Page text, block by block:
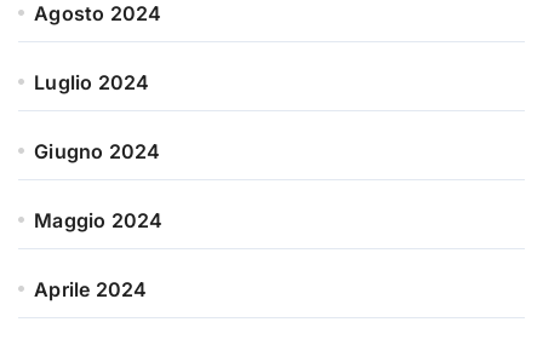
Agosto 2024
Luglio 2024
Giugno 2024
Maggio 2024
Aprile 2024